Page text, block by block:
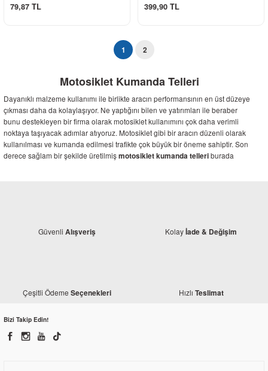
79,87 TL 399,90 TL
1 2
Motosiklet Kumanda Telleri
Dayanıklı malzeme kullanımı ile birlikte aracın performansının en üst düzeye
çıkması daha da kolaylaşıyor. Ne yaptığını bilen ve yatırımları ile beraber
bunu destekleyen bir firma olarak motosiklet kullanımını çok daha verimli
noktaya taşıyacak adımlar atıyoruz. Motosiklet gibi bir aracın düzenli olarak
kullanılması ve kumanda edilmesi trafikte çok büyük bir öneme sahiptir. Son
derece sağlam bir şekilde üretilmişmotosiklet kumanda telleriburada
E-ticaret sitesi olarak internet üzerinden size bu imkânı sağlayan firmamız
sunma konusunda çok başarılı olan firmamız güvenli ve rahat ulaşım
konusunda motosiklet donanımını en iyi şartlara taşımaya devam ediyor.
Motosiklet Kumanda Telleri Yedek Parça
Güvenli Alışveriş Kolayİade & Değişim
Çeşitli Ödeme Seçenekleri Hızlı Teslimat
Bizi Takip Edin!